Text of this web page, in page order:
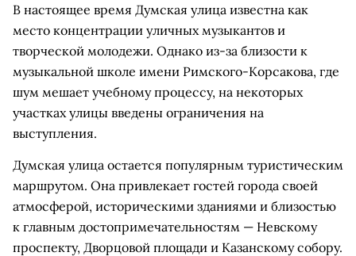
В настоящее время Думская улица известна как
место концентрации уличных музыкантов и
творческой молодежи. Однако из-за близости к
музыкальной школе имени Римского-Корсакова, где
шум мешает учебному процессу, на некоторых
участках улицы введены ограничения на
выступления.
Думская улица остается популярным туристическим
маршрутом. Она привлекает гостей города своей
атмосферой, историческими зданиями и близостью
к главным достопримечательностям — Невскому
проспекту, Дворцовой площади и Казанскому собору.